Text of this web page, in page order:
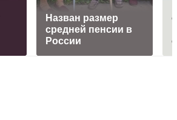
Назван размер
средней пенсии в
России